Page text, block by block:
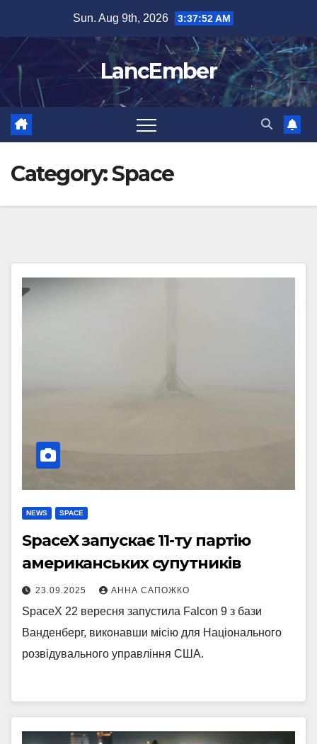
content
Sun. Aug 9th, 2026 3:37:53 AM
LancEmber
Category:Space
NEWS SPACE
SpaceX запускає 11-ту партію
американських супутників
23.09.2025 АННА САПОЖКО
SpaceX 22 вересня запустила Falcon 9 з бази
Ванденберг, виконавши місію для Національного
розвідувального управління США.